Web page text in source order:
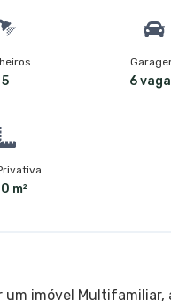
5 6
m²
imóvel Multifamiliar,